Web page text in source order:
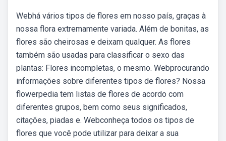
Webhá vários tipos de flores em nosso país, graças à
nossa flora extremamente variada. Além de bonitas, as
flores são cheirosas e deixam qualquer. As flores
também são usadas para classificar o sexo das
plantas: Flores incompletas, o mesmo. Webprocurando
informações sobre diferentes tipos de flores? Nossa
flowerpedia tem listas de flores de acordo com
diferentes grupos, bem como seus significados,
citações, piadas e. Webconheça todos os tipos de
flores que você pode utilizar para deixar a sua